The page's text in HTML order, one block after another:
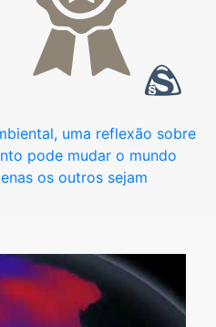
uma reflexão sobre
pode mudar o mundo
os outros sejam